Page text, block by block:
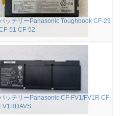
ッテリーPanasonic Toughbook CF-29
51 CF-52
ッテリーPanasonic CF-FV1/FV1R CF-
FV1RDAVS